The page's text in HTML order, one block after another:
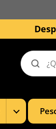
Buscar
Mostrar
subcategorías